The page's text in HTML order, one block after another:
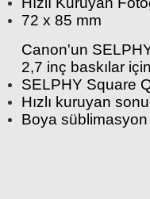
72 x 85 mm
Canon'un
2,7 inç baskılar
SELPHY Square
Hızlı kuruyan
Boya